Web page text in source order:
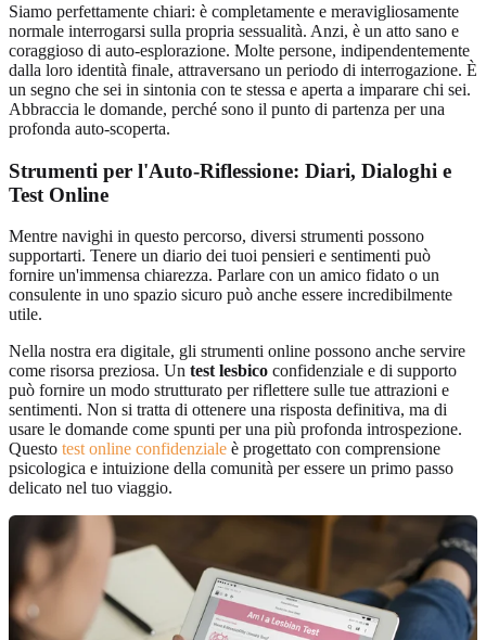
Siamo perfettamente chiari: è completamente e meravigliosamente
normale interrogarsi sulla propria sessualità. Anzi, è un atto sano e
coraggioso di auto-esplorazione. Molte persone, indipendentemente
dalla loro identità finale, attraversano un periodo di interrogazione. È
un segno che sei in sintonia con te stessa e aperta a imparare chi sei.
Abbraccia le domande, perché sono il punto di partenza per una
profonda auto-scoperta.
Strumenti per l'Auto-Riflessione: Diari, Dialoghi e
Test Online
Mentre navighi in questo percorso, diversi strumenti possono
supportarti. Tenere un diario dei tuoi pensieri e sentimenti può
fornire un'immensa chiarezza. Parlare con un amico fidato o un
consulente in uno spazio sicuro può anche essere incredibilmente
utile.
Nella nostra era digitale, gli strumenti online possono anche servire
come risorsa preziosa. Un test lesbico confidenziale e di supporto
può fornire un modo strutturato per riflettere sulle tue attrazioni e
sentimenti. Non si tratta di ottenere una risposta definitiva, ma di
usare le domande come spunti per una più profonda introspezione.
Questo test online confidenziale è progettato con comprensione
psicologica e intuizione della comunità per essere un primo passo
delicato nel tuo viaggio.